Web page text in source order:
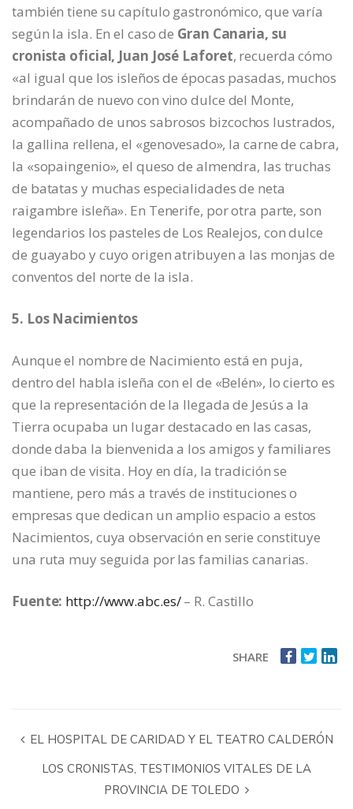
también tiene su capítulo gastronómico, que varía
según la isla. En el caso de Gran Canaria, su
cronista oficial, Juan José Laforet, recuerda cómo
«al igual que los isleños de épocas pasadas, muchos
brindarán de nuevo con vino dulce del Monte,
acompañado de unos sabrosos bizcochos lustrados,
la gallina rellena, el «genovesado», la carne de cabra,
la «sopaingenio», el queso de almendra, las truchas
de batatas y muchas especialidades de neta
raigambre isleña». En Tenerife, por otra parte, son
legendarios los pasteles de Los Realejos, con dulce
de guayabo y cuyo origen atribuyen a las monjas de
conventos del norte de la isla.
5. Los Nacimientos
Aunque el nombre de Nacimiento está en puja,
dentro del habla isleña con el de «Belén», lo cierto es
que la representación de la llegada de Jesús a la
Tierra ocupaba un lugar destacado en las casas,
donde daba la bienvenida a los amigos y familiares
que iban de visita. Hoy en día, la tradición se
mantiene, pero más a través de instituciones o
empresas que dedican un amplio espacio a estos
Nacimientos, cuya observación en serie constituye
una ruta muy seguida por las familias canarias.
Fuente: http://www.abc.es/– R. Castillo
SHARE
EL HOSPITAL DE CARIDAD Y EL TEATRO CALDERÓN
LOS CRONISTAS, TESTIMONIOS VITALES DE LA
PROVINCIA DE TOLEDO